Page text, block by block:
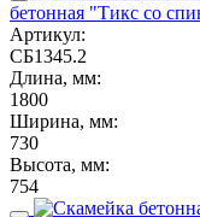
бетонная "Тикс со
Артикул:
СБ1345.2
Длина, мм:
1800
Ширина, мм:
730
Высота, мм:
754